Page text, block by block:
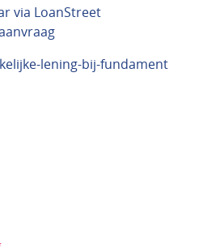
via LoanStreet
lening-bij-fundament